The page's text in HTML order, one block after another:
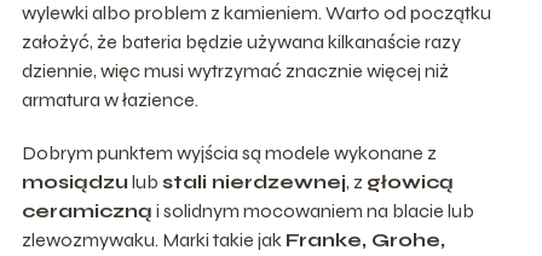
wylewki albo problem z kamieniem. Warto od początku
założyć, że bateria będzie używana kilkanaście razy
dziennie, więc musi wytrzymać znacznie więcej niż
armatura w łazience.
Dobrym punktem wyjścia są modele wykonane z
mosiądzu lub stali nierdzewnej, z głowicą
ceramiczną i solidnym mocowaniem na blacie lub
zlewozmywaku. Marki takie jak Franke, Grohe,